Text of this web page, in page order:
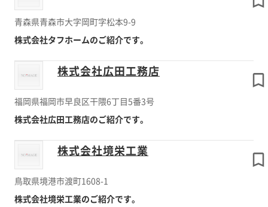
青森県青森市大字岡町字松本9-9
株式会社タフホームのご紹介です。
株式会社広田工務店
福岡県福岡市早良区干隈6丁目5番3号
株式会社広田工務店のご紹介です。
株式会社境栄工業
鳥取県境港市渡町1608-1
株式会社境栄工業のご紹介です。